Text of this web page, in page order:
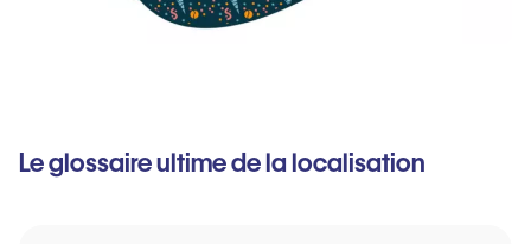
Le glossaire ultime de la localisation